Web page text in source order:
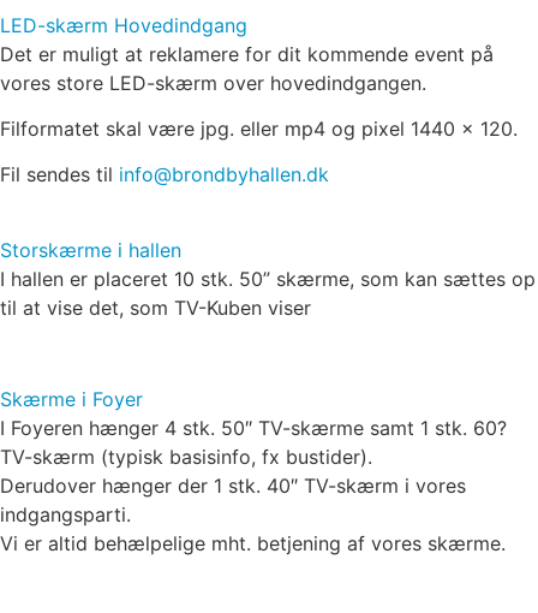
LED-skærm Hovedindgang
Det er muligt at reklamere for dit kommende event på
vores store LED-skærm over hovedindgangen.
Filformatet skal være jpg. eller mp4 og pixel 1440 x 120.
Fil sendes til info@brondbyhallen.dk
Storskærme i hallen
I hallen er placeret 10 stk. 50” skærme, som kan sættes op
til at vise det, som TV-Kuben viser
Skærme i Foyer
I Foyeren hænger 4 stk. 50″ TV-skærme samt 1 stk. 60?
TV-skærm (typisk basisinfo, fx bustider).
Derudover hænger der 1 stk. 40″ TV-skærm i vores
indgangsparti.
Vi er altid behælpelige mht. betjening af vores skærme.